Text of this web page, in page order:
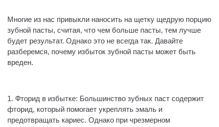
Многие из нас привыкли наносить на щетку щедрую порцию
зубной пасты, считая, что чем больше пасты, тем лучше
будет результат. Однако это не всегда так. Давайте
разберемся, почему избыток зубной пасты может быть
вреден.
1. Фторид в избытке: Большинство зубных паст содержит
фторид, который помогает укреплять эмаль и
предотвращать кариес. Однако при чрезмерном